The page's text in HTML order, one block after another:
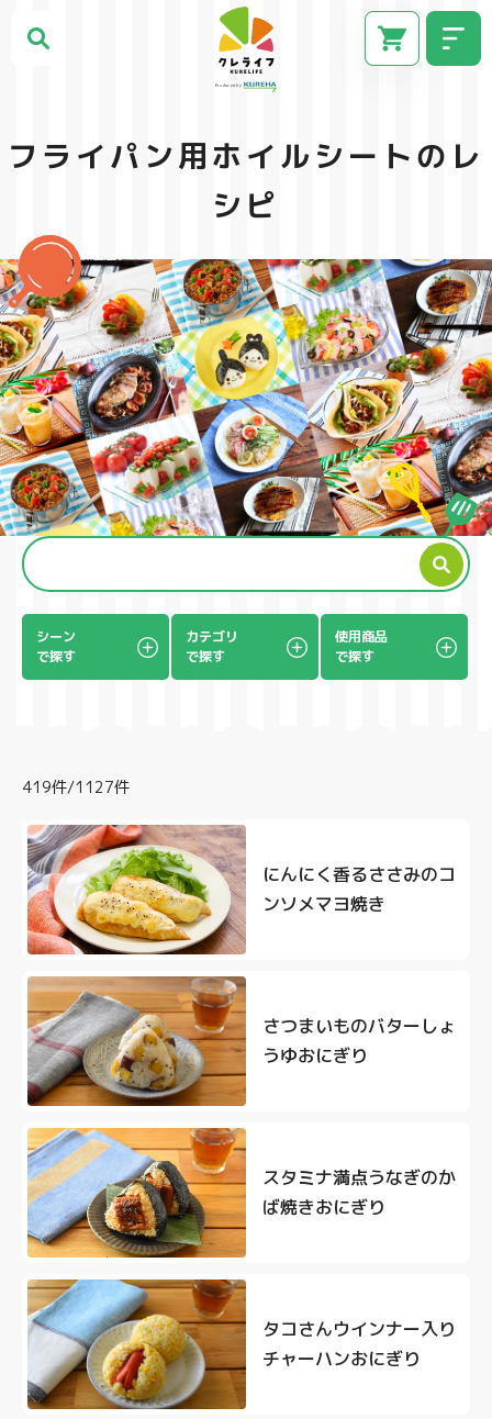
CM
製
フライパン用ホイルシートのレ
シピ
シーン
で探す
カテゴリ
で探す
使用商品
で探す
419件/1127件
にんにく香るささみのコ
ンソメマヨ焼き
さつまいものバターしょ
うゆおにぎり
スタミナ満点うなぎのか
ば焼きおにぎり
タコさんウインナー入り
チャーハンおにぎり